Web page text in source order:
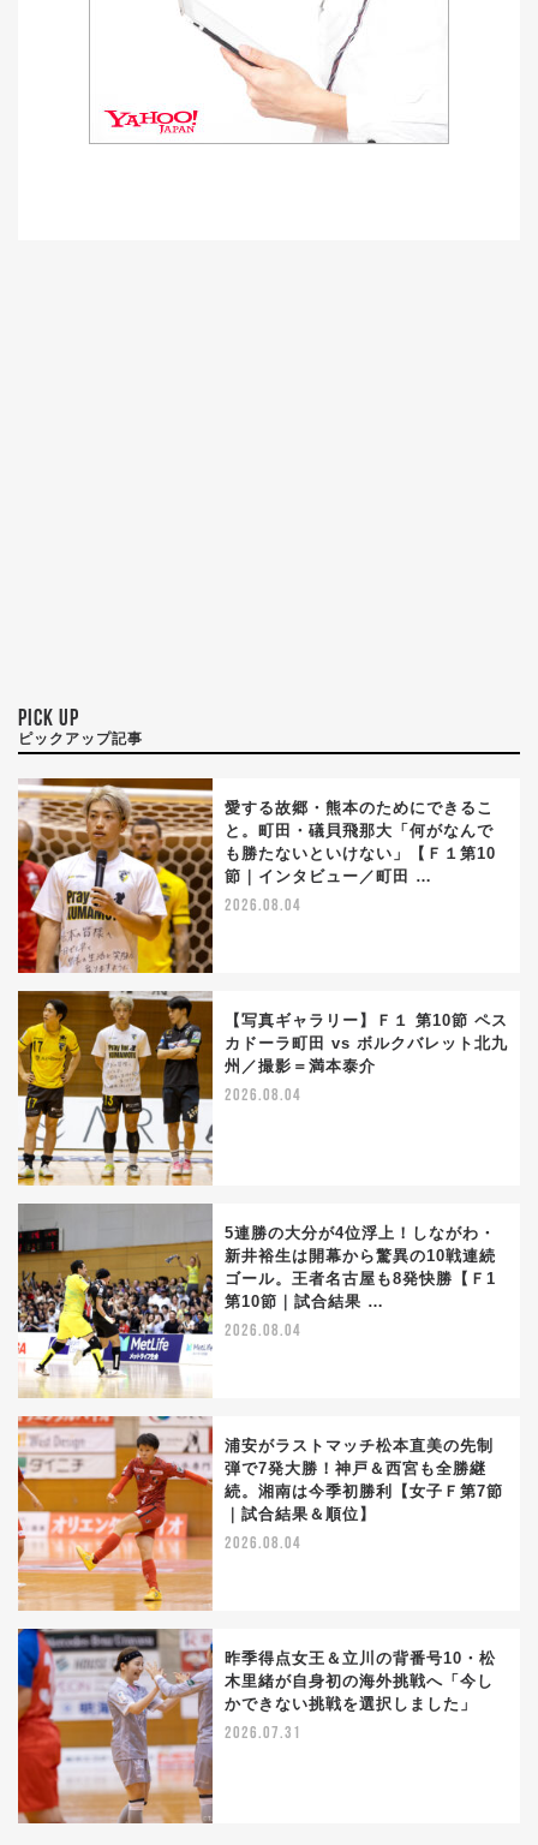
PICK UP
ピックアップ記事
愛する故郷・熊本のためにできるこ
と。町田・礒貝飛那大「何がなんで
も勝たないといけない」【Ｆ１第10
節｜インタビュー／町田 …
2026.08.04
【写真ギャラリー】Ｆ１ 第10節 ペス
カドーラ町田 vs ボルクバレット北九
州／撮影＝満本泰介
2026.08.04
5連勝の大分が4位浮上！しながわ・
新井裕生は開幕から驚異の10戦連続
ゴール。王者名古屋も8発快勝【Ｆ1
第10節｜試合結果 …
2026.08.04
浦安がラストマッチ松本直美の先制
弾で7発大勝！神戸＆西宮も全勝継
続。湘南は今季初勝利【女子Ｆ第7節
｜試合結果＆順位】
2026.08.04
昨季得点女王＆立川の背番号10・松
木里緒が自身初の海外挑戦へ「今し
かできない挑戦を選択しました」
2026.07.31